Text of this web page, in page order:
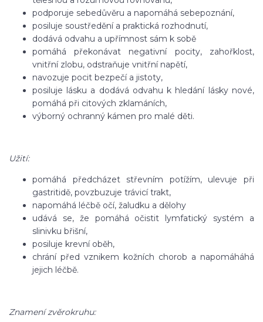
podporuje sebedůvěru a napomáhá sebepoznání,
posiluje soustředění a praktická rozhodnutí,
dodává odvahu a upřímnost sám k sobě
pomáhá překonávat negativní pocity, zahořklost,
vnitřní zlobu, odstraňuje vnitřní napětí,
navozuje pocit bezpečí a jistoty,
posiluje lásku a dodává odvahu k hledání lásky nové,
pomáhá při citových zklamáních,
výborný ochranný kámen pro malé děti.
Užití:
pomáhá předcházet střevním potížím, ulevuje při
gastritidě, povzbuzuje trávicí trakt,
napomáhá léčbě očí, žaludku a dělohy
udává se, že pomáhá očistit lymfatický systém a
slinivku břišní,
posiluje krevní oběh,
chrání před vznikem kožních chorob a napomáháhá
jejich léčbě.
Znamení zvěrokruhu: